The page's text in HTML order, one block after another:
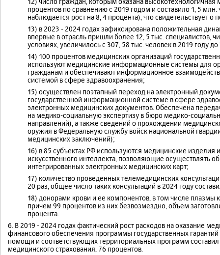
процентов по сравнению с 2019 годом и составило 1, 5
наблюдается рост на 8, 4 процента), что свидетельствует
13) в 2023 - 2024 годах зафиксирована положительная
впервые в отрасль пришли более 12, 5 тыс.
условиях, увеличилось с 307, 58 тыс. человек в 2019 году
14) 100 процентов медицинских организаций
используют медицинские информационные системы для
гражданам и обеспечивают информационное
системой в сфере здравоохранения;
15) осуществлен поэтапный переход на электронный
государственной информационной системе в сфере
электронных медицинских документов. Обеспечена
на медико-социальную экспертизу в бюро медико-
направлений), а также сведений о прохождении
оружия в Федеральную службу войск национальной
медицинских заключений);
16) в 85 субъектах РФ используются медицинские
искусственного интеллекта, позволяющие осуществлять
интегрированных электронных медицинских карт;
17) количество проведенных телемедицинских
20 раз, общее число таких консультаций в 2024 году
18) донорами крови и ее компонентов, в том числе плазмы
причем 99 процентов из них безвозмездно, объем
процента.
6. В 2019 - 2024 годах фактический рост расходов на оказание
финансового обеспечения программы государственных
помощи и соответствующих территориальных программ
медицинского страхования, 76 процентов.